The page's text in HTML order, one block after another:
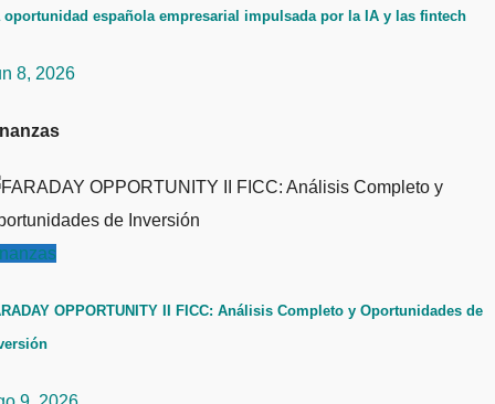
oportunidad española empresarial impulsada por la IA y las fintech
8, 2026
OPPORTUNITY II FICC: Análisis Completo y Oportunidades de